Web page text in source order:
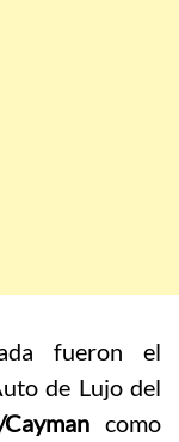
fueron el
de Lujo del
como